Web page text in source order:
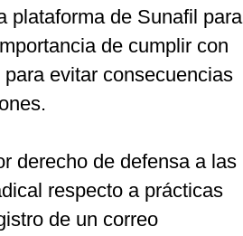
plataforma de Sunafil para
de cumplir con
evitar consecuencias
derecho de defensa a las
respecto a prácticas
de un correo